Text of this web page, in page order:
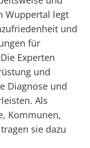
Wuppertal legt
und
für
Experten
und
Diagnose und
Als
Kommunen,
sie dazu